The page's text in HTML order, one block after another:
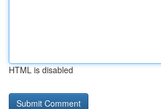
HTML is disabled